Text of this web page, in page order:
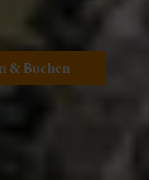
& Buchen